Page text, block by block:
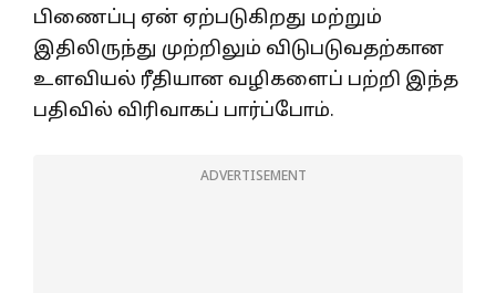
பிணைப்பு ஏன் ஏற்படுகிறது மற்றும்
இதிலிருந்து முற்றிலும் விடுபடுவதற்கான
உளவியல் ரீதியான வழிகளைப் பற்றி இந்த
பதிவில் விரிவாகப் பார்ப்போம்.
ADVERTISEMENT